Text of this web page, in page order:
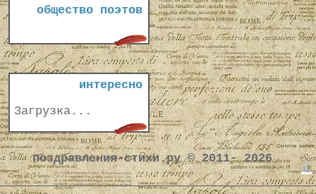
общество поэтов
интересно
Загрузка...
поздравления-стихи.ру © 2011- 2026